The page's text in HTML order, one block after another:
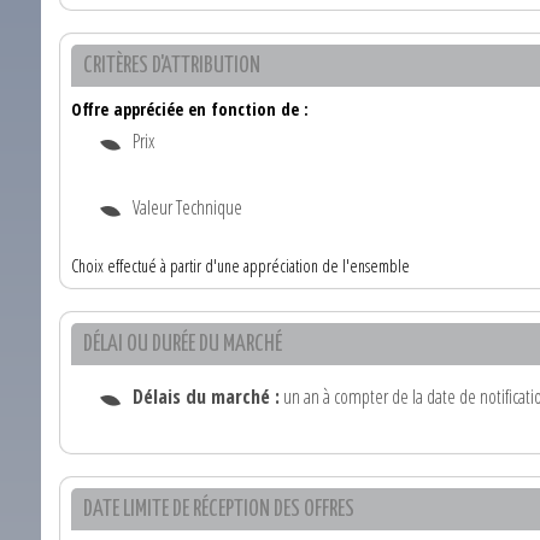
CRITÈRES D'ATTRIBUTION
Offre appréciée en fonction de :
Prix
Valeur Technique
Choix effectué à partir d'une appréciation de l'ensemble
DÉLAI OU DURÉE DU MARCHÉ
Délais du marché : un an à compter de la date de
DATE LIMITE DE RÉCEPTION DES OFFRES